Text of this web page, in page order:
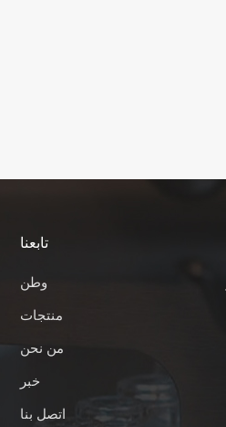
تابعنا
وطن
منتجات
من نحن
خبر
اتصل بنا